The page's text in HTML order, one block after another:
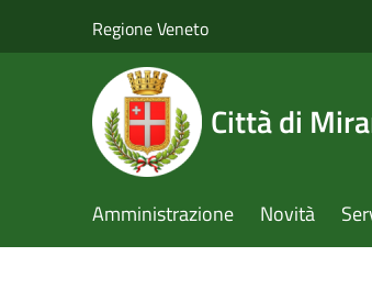
Regione Veneto
Città di
Amministrazione Novità